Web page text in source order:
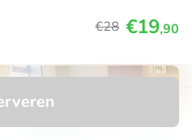
€28 €19,90